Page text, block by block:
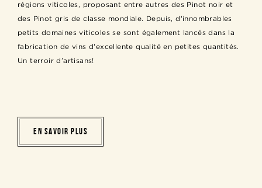
régions viticoles, proposant entre autres des Pinot noir et
des Pinot gris de classe mondiale. Depuis, d'innombrables
petits domaines viticoles se sont également lancés dans la
fabrication de vins d'excellente qualité en petites quantités.
Un terroir d’artisans!
EN SAVOIR PLUS